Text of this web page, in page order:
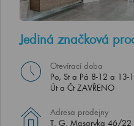
Jediná značková
Otevírací doba
Po, St a Pá 8-12 a 13-
Út a Čt ZAVŘENO
Adresa prodejny
T. G. Masaryka 46/22